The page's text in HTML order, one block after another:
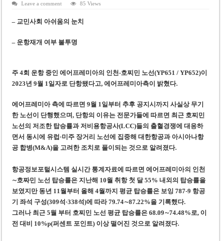
케펠, 투티엠 엠파이어시티 지분 전량 2억7000만 달러에 매각
베트남 MB은행, 2026년 수익 목표 자신…부동산 대출 비율 13% 고수
베트남주식 HAT, 15년 연속 현금 배당…주당 3,000동 지급
베트남 세무당국, 납세자 정보 공개 기준·절차 명확화
Leave a comment
85 Views
– 교민사회 아쉬움의 눈치
– 운항재개 여부 불투명
주 4회 운항 중인에어프레미아의 인천-호찌민 노선(YP651 / YP652)이
2023년 9월 1일자로 단항됐다고,에어프레미아측이 밝혔다.
에어프레미아 측에 따르면 9월 1일부터 추후 공지시까지 사실상 무기
한 노선이 단행했으며, 단항의 이유는 전문가들에 따르면 최근 호찌 민
노선의 저조한 탑승률과 저비용항공사(LCC)들의 출혈경쟁에 대응하
면서 동시에 유럽·미주 장거리 노선에 집중해 대한항공과 아시아나항
공 합병(M&A)을 고려한 조치로 풀이 되는 것으로 알려졌다.
항공정보포털시스템 실시간 통계자료에 따르면 에어프레미아의 인천
∼호짜민 노선 탑승률은 지난해 10월 취항 첫 달 55% 내외의 탑승률을
보였지만 동년 11월부터 올해 4월까지 평균 탑승률은 보잉 787-9 항공
기 좌석 구성(309석·338석)에 따라 79.74∼87.22%을 기록했다.
그러나 최근 5월 부터 호찌 민 노선 평균 탑승률은 68.09∼74.48%로, 이
전 대비 10%p(퍼센트 포인트) 이상 떨어 진 것으로 알려졌다.